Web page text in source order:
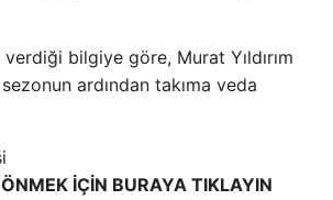
bilgiye göre, Murat Yıldırım
ardından takıma veda
İÇİN BURAYA TIKLAYIN